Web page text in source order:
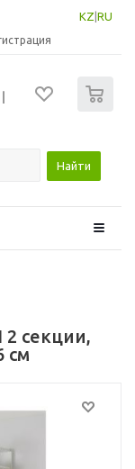
KZ RU
Найти
2 секции,
см